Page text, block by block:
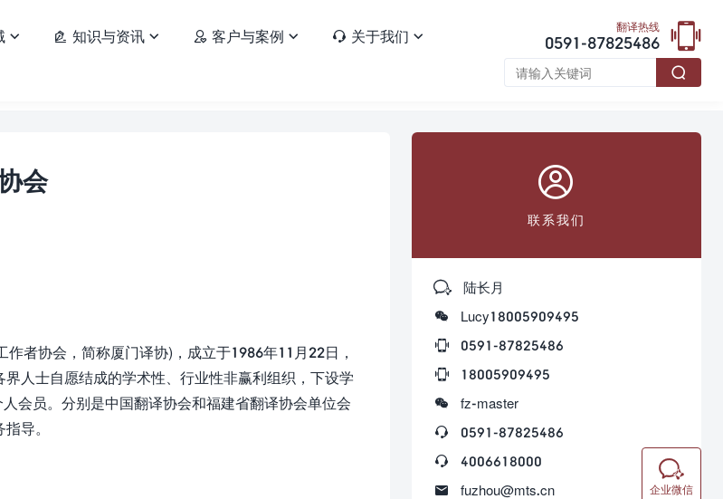
翻译热线
0591-87825486 
  知识与资讯   客户与案例   关于我们 

会
作者协会，简称厦门译协)，成立于1986年11月22日，
人士自愿结成的学术性、行业性非赢利组织，下设学
会员。分别是中国翻译协会和福建省翻译协会单位会
导。

联系我们

陆长月

Lucy18005909495

0591-87825486

18005909495

fz-master

0591-87825486

4006618000

fuzhou@mts.cn

企业微信